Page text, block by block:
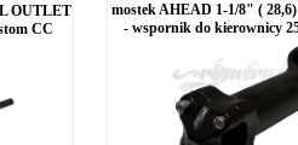
OUTLET
CC
mostek AHEAD 1-1/8" (
- wspornik do kierownicy